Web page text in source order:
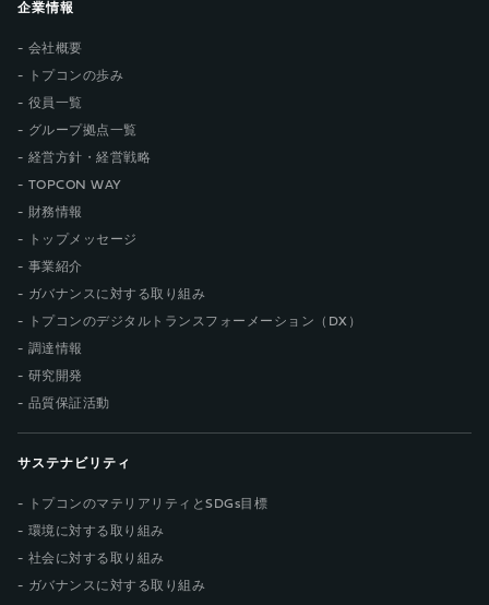
企業情報
会社概要
トプコンの歩み
役員一覧
グループ拠点一覧
経営方針・経営戦略
TOPCON WAY
財務情報
トップメッセージ
事業紹介
ガバナンスに対する取り組み
トプコンのデジタルトランスフォーメーション（DX）
調達情報
研究開発
品質保証活動
サステナビリティ
トプコンのマテリアリティとSDGs目標
環境に対する取り組み
社会に対する取り組み
ガバナンスに対する取り組み